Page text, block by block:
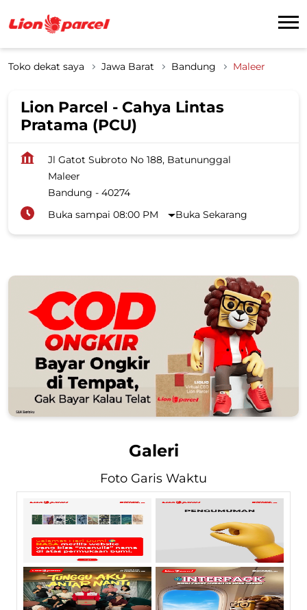
Toko dekat saya Jawa Barat Bandung Maleer
Lion Parcel - Cahya Lintas
Pratama (PCU)
Jl Gatot Subroto No 188, Batununggal
Maleer
Bandung - 40274
Buka sampai 08:00 PM
Buka Sekarang
Galeri
Foto Garis Waktu